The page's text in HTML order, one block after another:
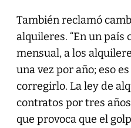
También reclamó
alquileres. “En un país
mensual, a los
una vez por año; eso
corregirlo. La ley de
contratos por tres
que provoca que el